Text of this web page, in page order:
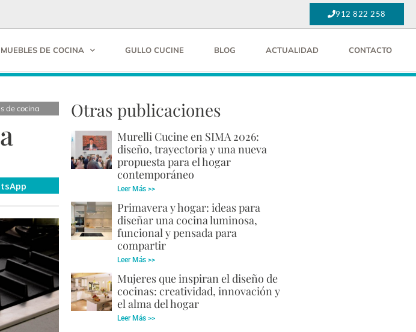
912 822 258
MUEBLES DE COCINA GULLO CUCINE BLOG ACTUALIDAD CONTACTO
de cocina Otras publicaciones
Murelli Cucine en SIMA 2026:
diseño, trayectoria y una nueva
propuesta para el hogar
contemporáneo
Leer Más >>
Primavera y hogar: ideas para
diseñar una cocina luminosa,
funcional y pensada para
compartir
Leer Más >>
Mujeres que inspiran el diseño de
cocinas: creatividad, innovación y
el alma del hogar
Leer Más >>